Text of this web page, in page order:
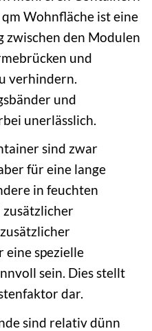
Wohnfläche ist eine
den Modulen
und
verhindern.
und
unerlässlich.
sind zwar
für eine lange
in feuchten
zusätzlicher
eine spezielle
sein. Dies stellt
dar.
sind relativ dünn